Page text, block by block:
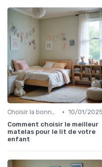
Choisir la bonne taille • 10/01/2025
Comment choisir le meilleur
matelas pour le lit de votre
enfant